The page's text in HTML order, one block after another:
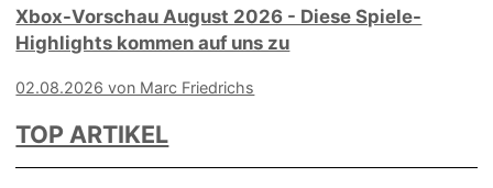
Xbox-Vorschau August 2026 - Diese Spiele-
Highlights kommen auf uns zu
02.08.2026 von Marc Friedrichs
TOP ARTIKEL